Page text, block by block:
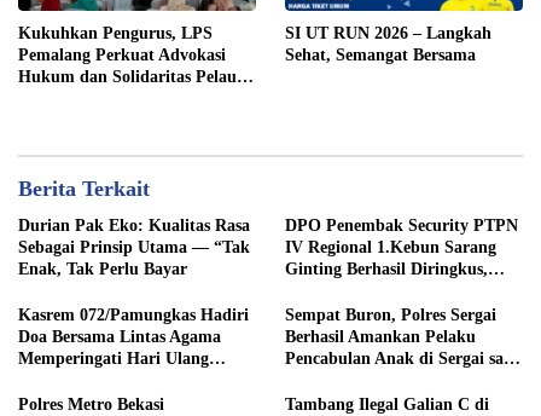
Kukuhkan Pengurus, LPS
Pemalang Perkuat Advokasi
Hukum dan Solidaritas Pelaut
SI UT RUN 2026 – Langkah
Sehat, Semangat Bersama
Berita Terkait
Durian Pak Eko: Kualitas Rasa
Sebagai Prinsip Utama — “Tak
Enak, Tak Perlu Bayar
DPO Penembak Security PTPN
IV Regional 1.Kebun Sarang
Ginting Berhasil Diringkus,
2025
Kasrem 072/Pamungkas Hadiri
Doa Bersama Lintas Agama
Memperingati Hari Ulang
80 Polda DIY
Sempat Buron, Polres Sergai
Berhasil Amankan Pelaku
Pencabulan Anak di Sergai saat
Polres Metro Bekasi
Tambang Ilegal Galian C di